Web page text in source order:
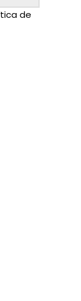
de